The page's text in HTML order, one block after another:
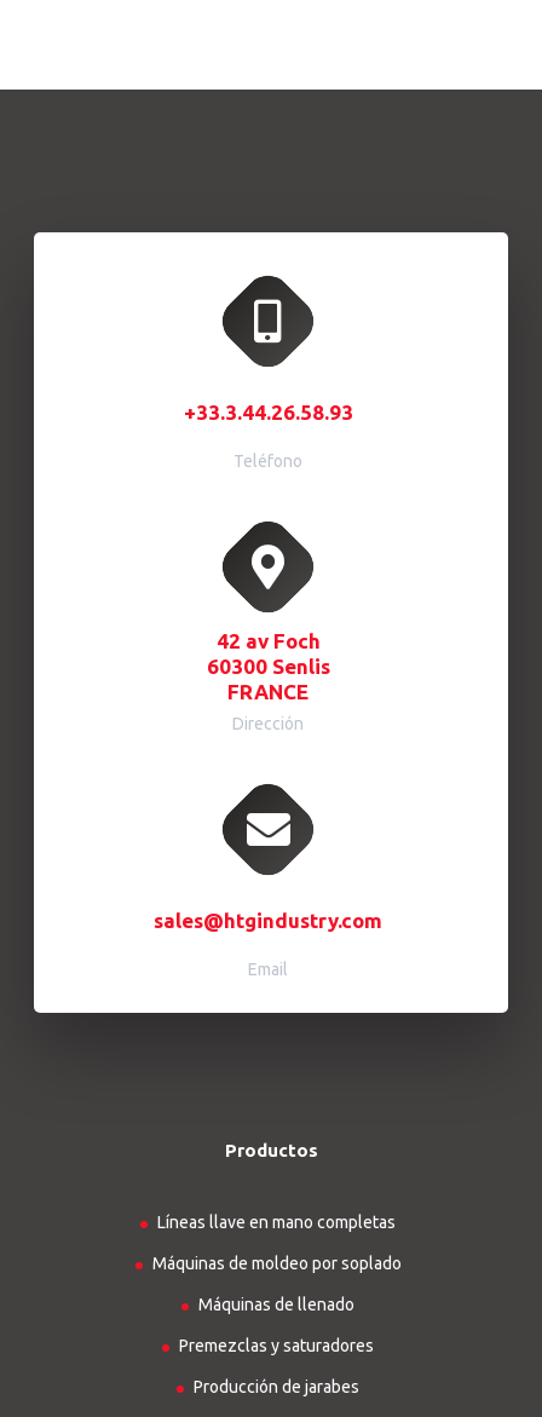
+33.3.44.26.58.93
Teléfono
42 av Foch
60300 Senlis
FRANCE
Dirección
sales@htgindustry.com
Email
Productos
Líneas llave en mano completas
Máquinas de moldeo por soplado
Máquinas de llenado
Premezclas y saturadores
Producción de jarabes